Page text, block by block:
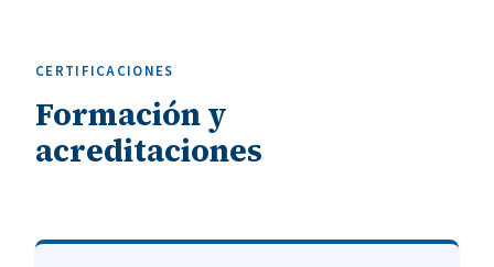
CERTIFICACIONES
Formación y
acreditaciones